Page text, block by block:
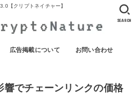
【クリプトネイチャー】
広告掲載について お問い合わせ
SEARCH
響でチェーンリンクの価格